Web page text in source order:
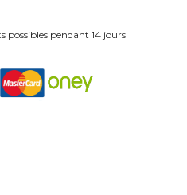
possibles pendant 14 jours